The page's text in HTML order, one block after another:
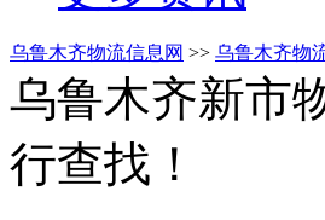
乌鲁木齐物流信息网 >> 乌鲁木齐物
乌鲁木齐新市
行查找！